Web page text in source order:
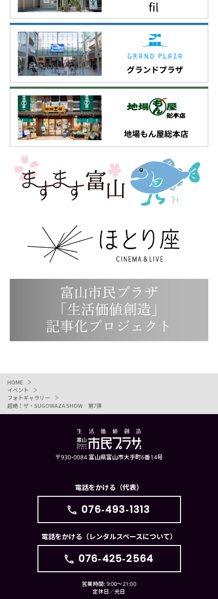
HOME
イベント
フォトギャラリー
超絶！ザ・SUGOWAZA SHOW 第7弾
〒930-0084 富山県富山市大手町6番14号
電話をかける（代表）
076-493-1313
電話をかける（レンタルスペースについて）
076-425-2564
営業時間: 9:00〜21:00
定休日／元日